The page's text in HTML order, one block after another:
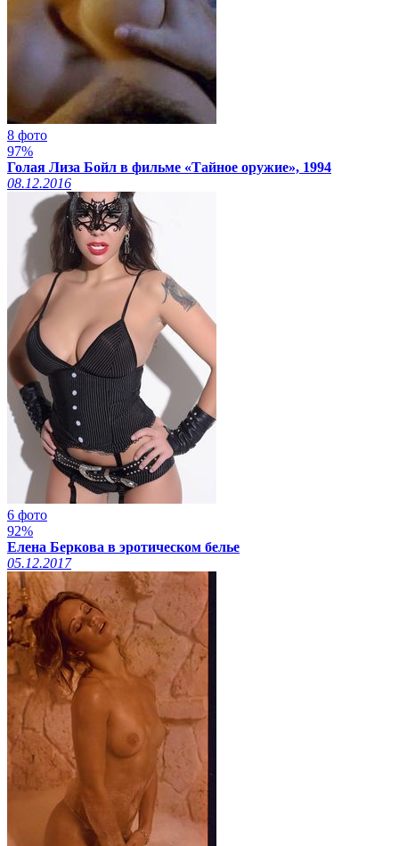
8 фото
97%
Голая Лиза Бойл в фильме «Тайное оружие», 1994
08.12.2016
6 фото
92%
Елена Беркова в эротическом белье
05.12.2017